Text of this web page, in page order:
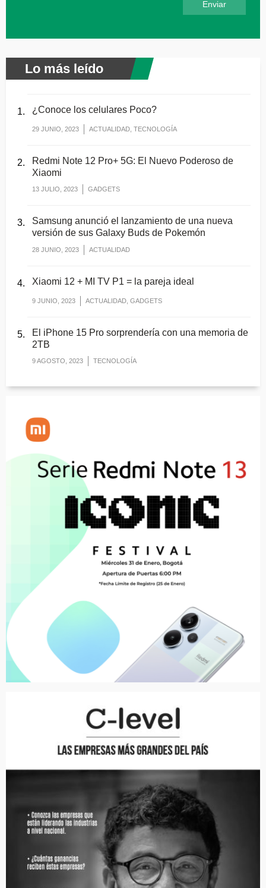
Lo más leído
¿Conoce los celulares Poco?
29 JUNIO, 2023 ACTUALIDAD, TECNOLOGÍA
Redmi Note 12 Pro+ 5G: El Nuevo Poderoso de
Xiaomi
13 JULIO, 2023 GADGETS
Samsung anunció el lanzamiento de una nueva
versión de sus Galaxy Buds de Pokemón
28 JUNIO, 2023 ACTUALIDAD
Xiaomi 12 + MI TV P1 = la pareja ideal
9 JUNIO, 2023 ACTUALIDAD, GADGETS
El iPhone 15 Pro sorprendería con una memoria de
2TB
9 AGOSTO, 2023 TECNOLOGÍA